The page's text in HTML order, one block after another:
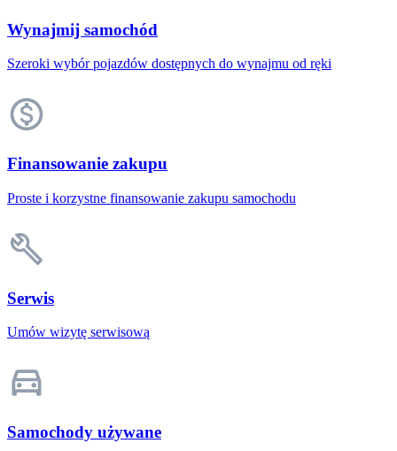
Wynajmij samochód
Szeroki wybór pojazdów dostępnych do wynajmu od ręki
Finansowanie zakupu
Proste i korzystne finansowanie zakupu samochodu
Serwis
Umów wizytę serwisową
Samochody używane